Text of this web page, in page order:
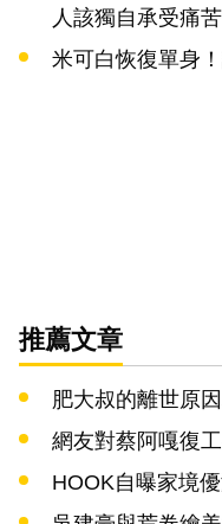
人該獨自承受痛苦
米可白恢復單身
推薦文章
肥大叔的離世原
網友對蔡阿嘎復
HOOK自曝家境